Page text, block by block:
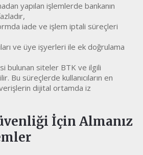
yapılan işlemlerde bankanın
iade ve işlem iptali süreçleri
ve üye işyerleri ile ek doğrulama
bulunan siteler BTK ve ilgili
Bu süreçlerde kullanıcıların en
dijital ortamda iz
İçin Almanız